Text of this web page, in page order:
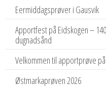
Eermiddagsprøver i Gausvik
Apportfest på Eidskogen –
dugnadsånd
Velkommen til apportprøve
Østmarkaprøven 2026